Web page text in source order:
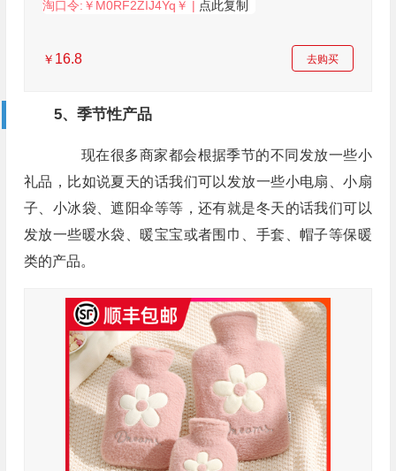
淘口令:￥M0RF2ZIJ4Yq￥ | 点此复制
￥ 16.8 去购买
5、季节性产品
现在很多商家都会根据季节的不同发放一些小
礼品，比如说夏天的话我们可以发放一些小电扇、小扇
子、小冰袋、遮阳伞等等，还有就是冬天的话我们可以
发放一些暖水袋、暖宝宝或者围巾、手套、帽子等保暖
类的产品。